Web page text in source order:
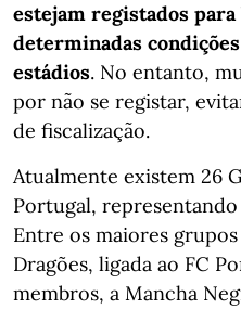
estejam registados
determinadas
estádios. No entanto,
por não se registar,
de fiscalização.
Atualmente existem 26
Portugal,
Entre os maiores
Dragões, ligada ao FC
membros, a Mancha